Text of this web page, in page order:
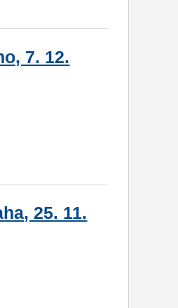
7. 12.
25. 11.